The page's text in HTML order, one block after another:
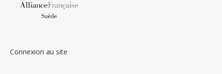
Connexion au site